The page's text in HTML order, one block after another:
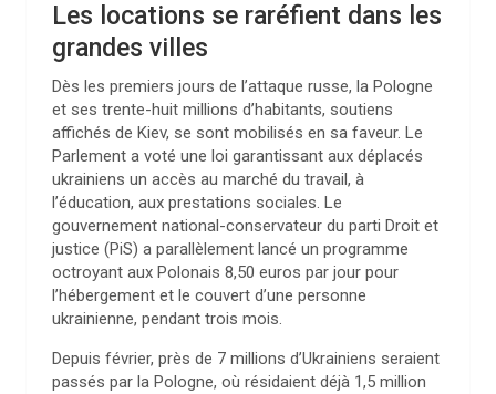
Les locations se raréfient dans les
grandes villes
Dès les premiers jours de l’attaque russe, la Pologne
et ses trente-huit millions d’habitants, soutiens
affichés de Kiev, se sont mobilisés en sa faveur. Le
Parlement a voté une loi garantissant aux déplacés
ukrainiens un accès au marché du travail, à
l’éducation, aux prestations sociales. Le
gouvernement national-conservateur du parti Droit et
justice (PiS) a parallèlement lancé un programme
octroyant aux Polonais 8,50 euros par jour pour
l’hébergement et le couvert d’une personne
ukrainienne, pendant trois mois.
Depuis février, près de 7 millions d’Ukrainiens seraient
passés par la Pologne, où résidaient déjà 1,5 million